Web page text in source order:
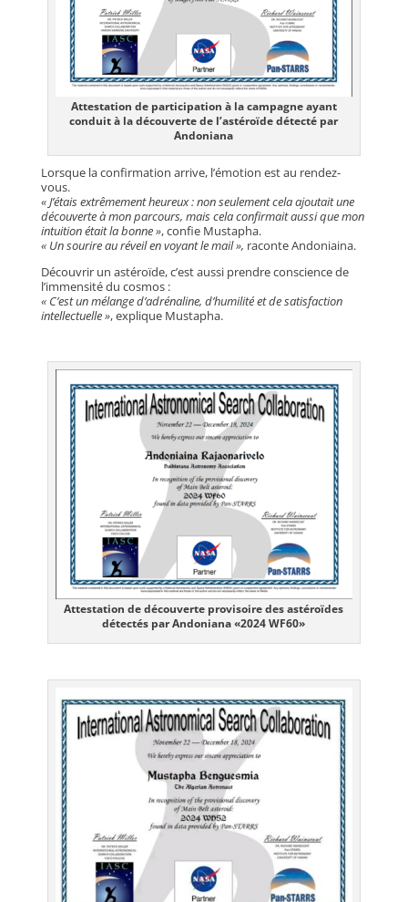
Attestation de participation à la campagne ayant
conduit à la découverte de l’astéroïde détecté par
Andoniana
Lorsque la confirmation arrive, l’émotion est au rendez-
vous.
« J’étais extrêmement heureux : non seulement cela ajoutait une
découverte à mon parcours, mais cela confirmait aussi que mon
intuition était la bonne », confie Mustapha.
« Un sourire au réveil en voyant le mail », raconte Andoniaina.
Découvrir un astéroïde, c’est aussi prendre conscience de
l’immensité du cosmos :
« C’est un mélange d’adrénaline, d’humilité et de satisfaction
intellectuelle », explique Mustapha.
Attestation de découverte provisoire des astéroïdes
détectés par Andoniana «2024 WF60»